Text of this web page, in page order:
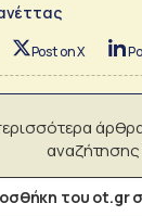
Post on X
αναζήτησης
του ot.gr